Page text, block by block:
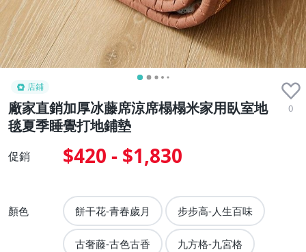
店鋪
廠家直銷加厚冰藤席涼席榻榻米家用臥室地
毯夏季睡覺打地鋪墊
0
促銷 $420 - $1,830
顏色 餅干花-青春歲月 步步高-人生百味
古奢藤-古色古香 九方格-九宮格